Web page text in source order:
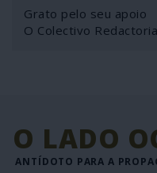
Grato pelo seu apoio
O Colectivo
O LADO
ANTÍDOTO PARA A